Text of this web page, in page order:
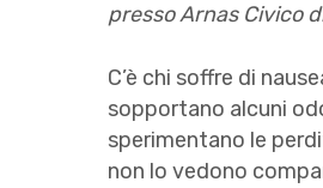
presso Arnas Civico
C’è chi soffre di
sopportano alcuni
sperimentano le
non lo vedono